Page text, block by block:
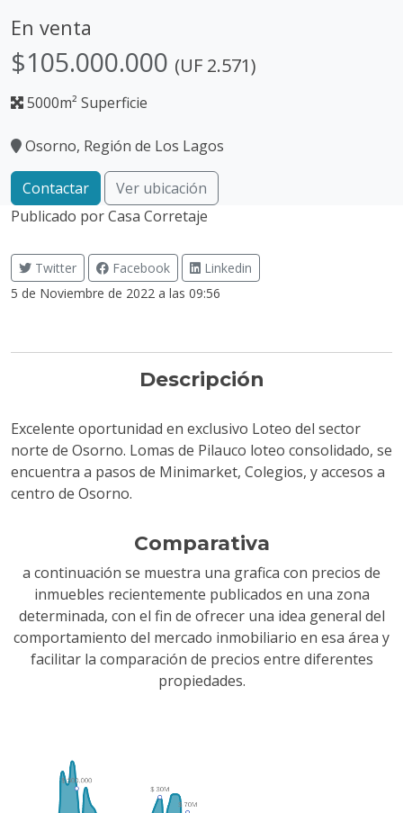
En venta
$105.000.000 (UF 2.571)
5000m² Superficie
Osorno, Región de Los Lagos
Contactar
Ver ubicación
Publicado porCasa Corretaje
Twitter Facebook
Linkedin
5 de Noviembre de 2022 a las 09:56
Descripción
Excelente oportunidad en exclusivo Loteo del sector
norte de Osorno. Lomas de Pilauco loteo consolidado, se
encuentra a pasos de Minimarket, Colegios, y accesos a
centro de Osorno.
Comparativa
a continuación se muestra una grafica con precios de
inmuebles recientemente publicados en una zona
determinada, con el fin de ofrecer una idea general del
comportamiento del mercado inmobiliario en esa área y
facilitar la comparación de precios entre diferentes
propiedades.